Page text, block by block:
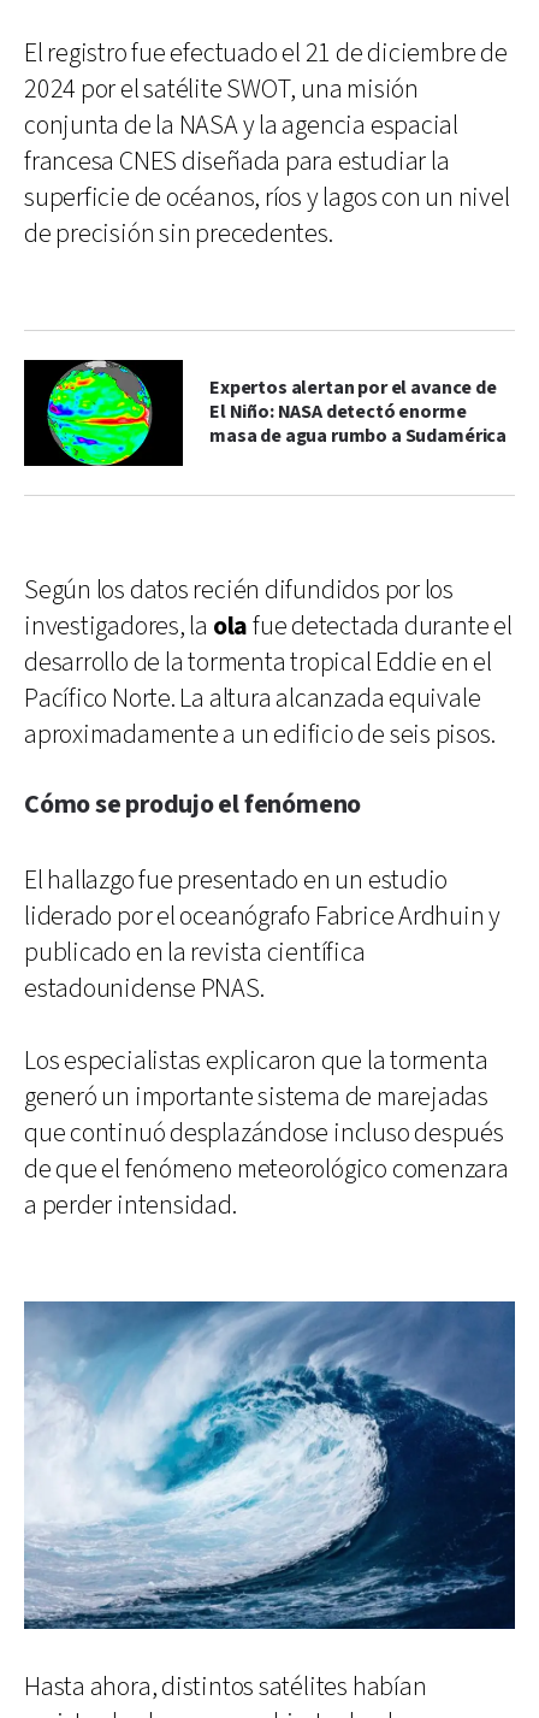
El registro fue efectuado el 21 de diciembre de
2024 por el satélite SWOT, una misión
conjunta de la NASA y la agencia espacial
francesa CNES diseñada para estudiar la
superficie de océanos, ríos y lagos con un nivel
de precisión sin precedentes.
Expertos alertan por el avance de
El Niño: NASA detectó enorme
masa de agua rumbo a Sudamérica
Según los datos recién difundidos por los
investigadores, la olafue detectada durante el
desarrollo de la tormenta tropical Eddie en el
Pacífico Norte. La altura alcanzada equivale
aproximadamente a un edificio de seis pisos.
Cómo se produjo el fenómeno
El hallazgo fue presentado en un estudio
liderado por el oceanógrafo Fabrice Ardhuin y
publicado en la revista científica
estadounidense PNAS.
Los especialistas explicaron que la tormenta
generó un importante sistema de marejadas
que continuó desplazándose incluso después
de que el fenómeno meteorológico comenzara
a perder intensidad.
Hasta ahora, distintos satélites habían